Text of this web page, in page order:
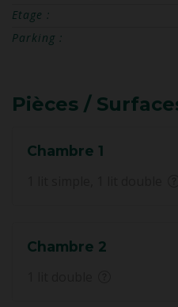
Etage :
Parking :
Pièces /
Chambre 1
Chambre 2